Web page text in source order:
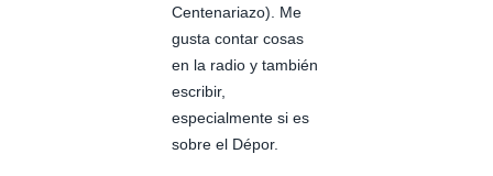
Centenariazo). Me
gusta contar cosas
en la radio y también
escribir,
especialmente si es
sobre el Dépor.